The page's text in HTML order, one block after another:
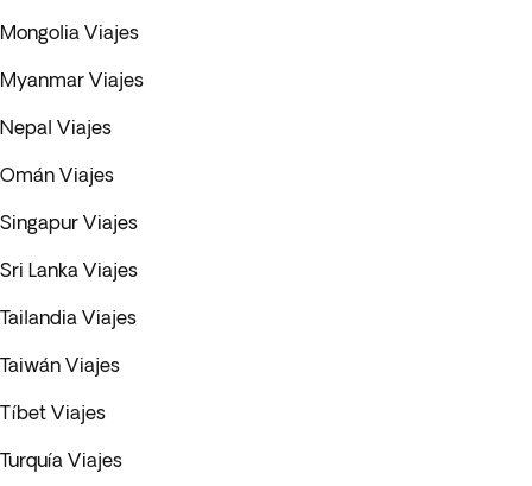
Mongolia Viajes
Myanmar Viajes
Nepal Viajes
Omán Viajes
Singapur Viajes
Sri Lanka Viajes
Tailandia Viajes
Taiwán Viajes
Tíbet Viajes
Turquía Viajes